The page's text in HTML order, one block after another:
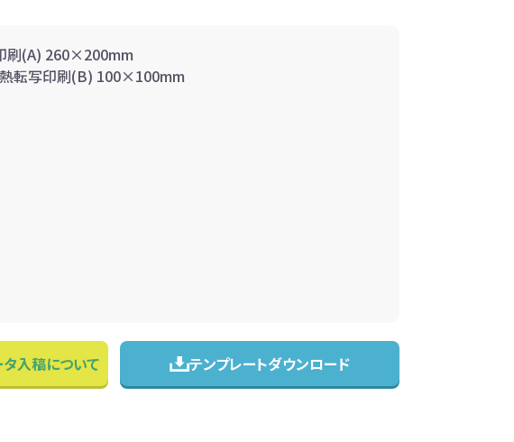
刷(A) 260×200mm
熱転写印刷(B) 100×100mm
タ入稿について テンプレートダウンロード